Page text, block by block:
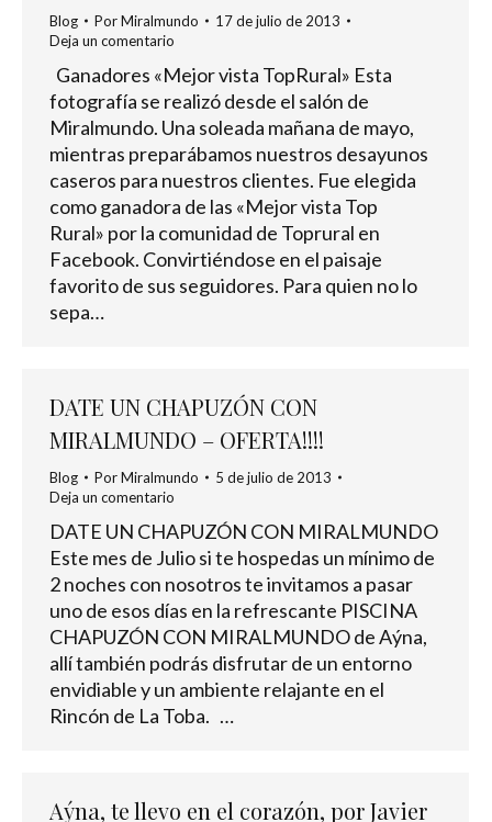
Blog PorMiralmundo
17 de julio de 2013
Deja un comentario
Ganadores «Mejor vista TopRural» Esta
fotografía se realizó desde el salón de
Miralmundo. Una soleada mañana de mayo,
mientras preparábamos nuestros desayunos
caseros para nuestros clientes. Fue elegida
como ganadora de las «Mejor vista Top
Rural» por la comunidad de Toprural en
Facebook. Convirtiéndose en el paisaje
favorito de sus seguidores. Para quien no lo
sepa…
DATE UN CHAPUZÓN CON
MIRALMUNDO – OFERTA!!!!
Blog PorMiralmundo
5 de julio de 2013
Deja un comentario
DATE UN CHAPUZÓN CON MIRALMUNDO
Este mes de Julio si te hospedas un mínimo de
2 noches con nosotros te invitamos a pasar
uno de esos días en la refrescante PISCINA
CHAPUZÓN CON MIRALMUNDO de Aýna,
allí también podrás disfrutar de un entorno
envidiable y un ambiente relajante en el
Rincón de La Toba. …
Aýna, te llevo en el corazón, por Javier